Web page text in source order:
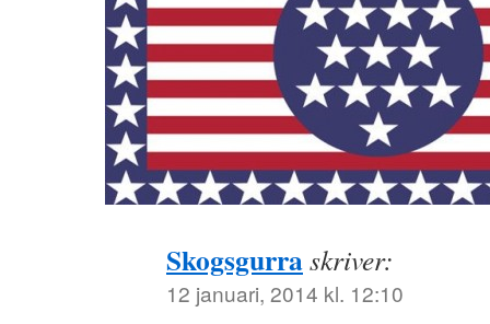
Skogsgurraskriver:
12 januari, 2014 kl. 12:10